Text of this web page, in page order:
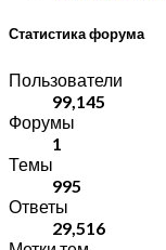
Статистика форума
Пользователи
99,145
Форумы
1
Темы
995
Ответы
29,516